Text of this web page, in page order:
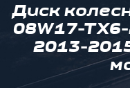
Диск
08W17-
2013-